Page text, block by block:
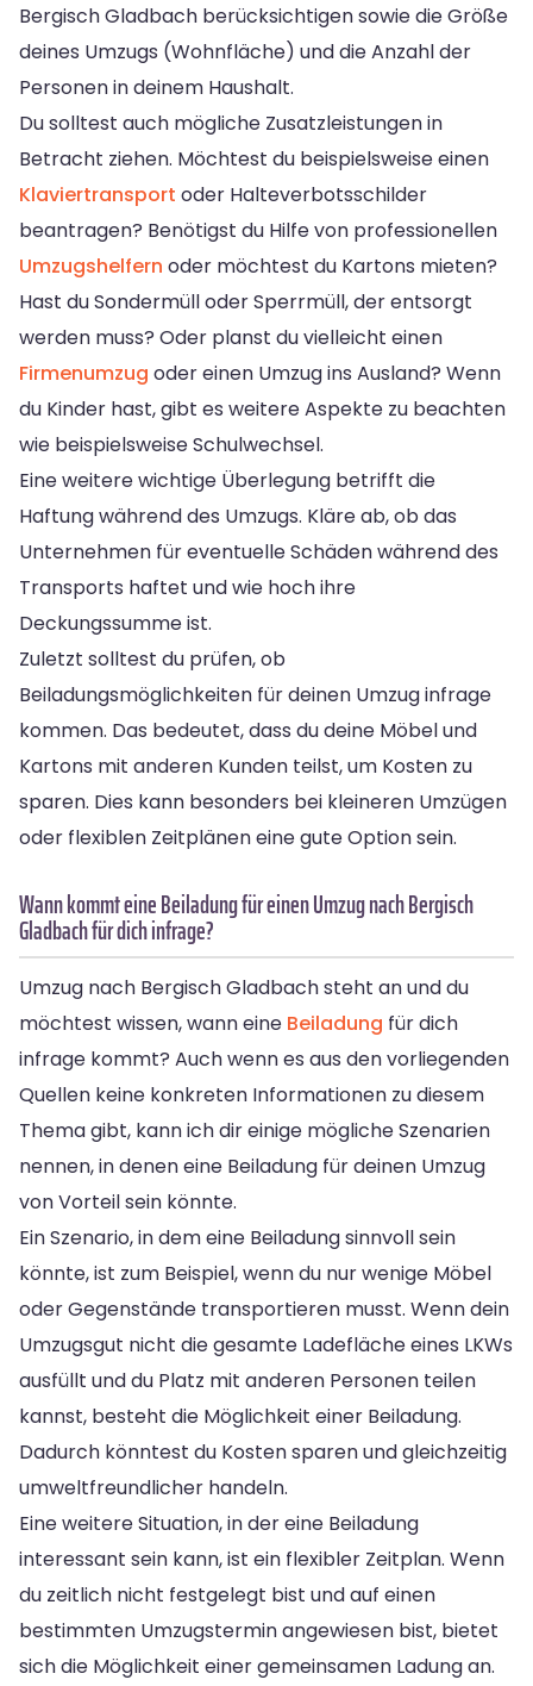
Bergisch Gladbach berücksichtigen sowie die Größe
deines Umzugs (Wohnfläche) und die Anzahl der
Personen in deinem Haushalt.
Du solltest auch mögliche Zusatzleistungen in
Betracht ziehen. Möchtest du beispielsweise einen
Klaviertransport oder Halteverbotsschilder
beantragen? Benötigst du Hilfe von professionellen
Umzugshelfern oder möchtest du Kartons mieten?
Hast du Sondermüll oder Sperrmüll, der entsorgt
werden muss? Oder planst du vielleicht einen
Firmenumzug oder einen Umzug ins Ausland? Wenn
du Kinder hast, gibt es weitere Aspekte zu beachten
wie beispielsweise Schulwechsel.
Eine weitere wichtige Überlegung betrifft die
Haftung während des Umzugs. Kläre ab, ob das
Unternehmen für eventuelle Schäden während des
Transports haftet und wie hoch ihre
Deckungssumme ist.
Zuletzt solltest du prüfen, ob
Beiladungsmöglichkeiten für deinen Umzug infrage
kommen. Das bedeutet, dass du deine Möbel und
Kartons mit anderen Kunden teilst, um Kosten zu
sparen. Dies kann besonders bei kleineren Umzügen
oder flexiblen Zeitplänen eine gute Option sein.
Wann kommt eine Beiladung für einen Umzug nach Bergisch
Gladbach für dich infrage?
Umzug nach Bergisch Gladbach steht an und du
möchtest wissen, wann eine Beiladung für dich
infrage kommt? Auch wenn es aus den vorliegenden
Quellen keine konkreten Informationen zu diesem
Thema gibt, kann ich dir einige mögliche Szenarien
nennen, in denen eine Beiladung für deinen Umzug
von Vorteil sein könnte.
Ein Szenario, in dem eine Beiladung sinnvoll sein
könnte, ist zum Beispiel, wenn du nur wenige Möbel
oder Gegenstände transportieren musst. Wenn dein
Umzugsgut nicht die gesamte Ladefläche eines LKWs
ausfüllt und du Platz mit anderen Personen teilen
kannst, besteht die Möglichkeit einer Beiladung.
Dadurch könntest du Kosten sparen und gleichzeitig
umweltfreundlicher handeln.
Eine weitere Situation, in der eine Beiladung
interessant sein kann, ist ein flexibler Zeitplan. Wenn
du zeitlich nicht festgelegt bist und auf einen
bestimmten Umzugstermin angewiesen bist, bietet
sich die Möglichkeit einer gemeinsamen Ladung an.